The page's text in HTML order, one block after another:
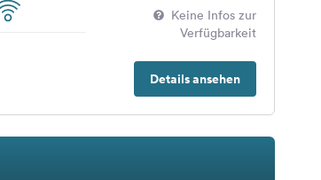
Keine Infos zur
Verfügbarkeit
Details ansehen